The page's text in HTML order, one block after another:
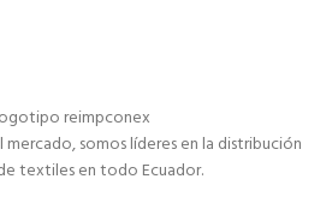
mercado, somos líderes en la distribución
textiles en todo Ecuador.